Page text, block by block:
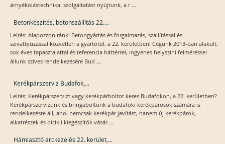
árnyékolástechnikai szolgáltatást nyújtunk, a r ...
Betonkészítés, betonszállítás 22....
Leírás: Alapozzon ránk! Betongyártás és forgalmazás, szállítással és
szivattyúzással közvetlen a gyártótól, a 22. kerületben! Cégünk 2013-ban alakult,
sok éves tapasztalattal és referencia háttérrel, ingyenes helyszíni felméréssel
állunk szíves rendelkezésére Bud ...
Kerékpárszerviz Budafok,...
Leírás: Kerékpárszervizt vagy kerékpárboltot keres Budafokon, a 22. kerületben?
Kerékpárszervizünk és bringaboltunk a budafoki kerékpárosok számára is
rendelkezésre áll, ahol nemcsak kerékpár javítást, hanem új kerékpárok,
alkatrészek és bicikli kiegészítők vásár ...
Hámlasztó arckezelés 22. kerület,...